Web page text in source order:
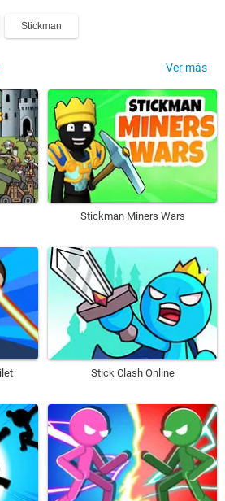
Stickman
Ver más
Stickman Miners Wars
Stick Clash Online